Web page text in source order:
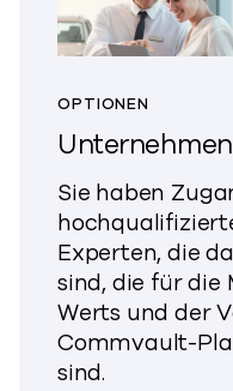
OPTIONEN
Sie haben
Experten, die
sind, die für die
Werts und der
Commvault-
sind.